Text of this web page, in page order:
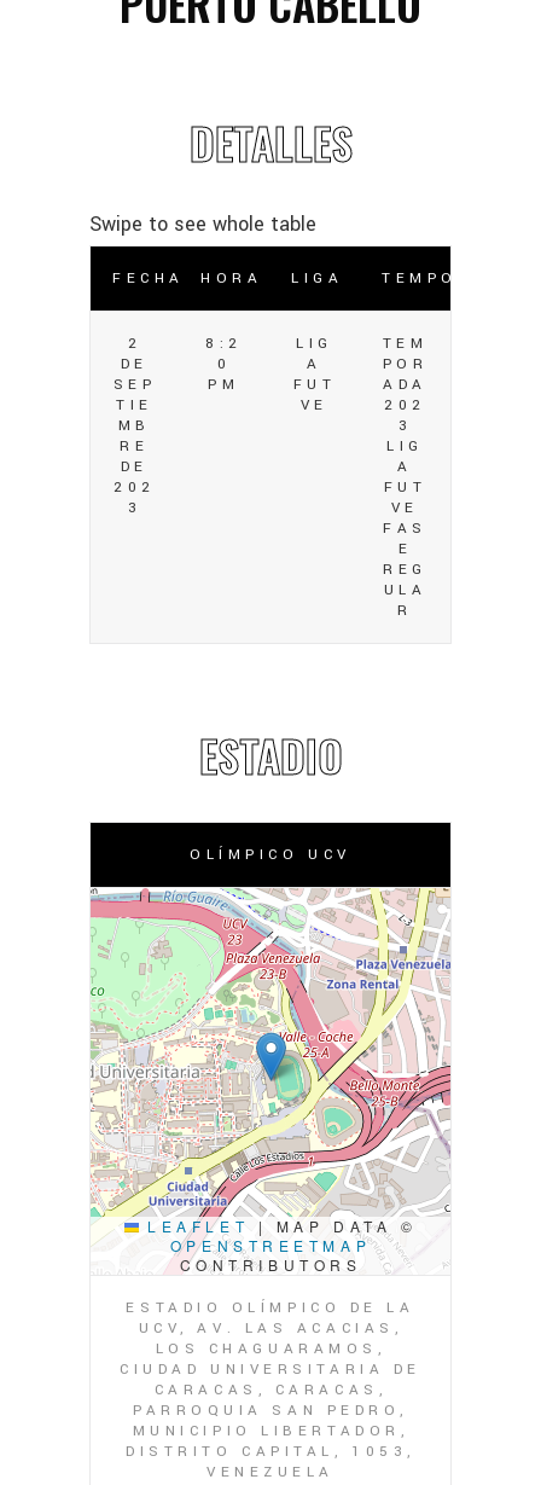
DETALLES
FECHA HORA LIGA TEMPORADA
2
DE
SEP
TIE
MB
RE
DE
202
3
8:2
0
PM
LIG
A
FUT
VE
TEM
POR
ADA
202
3
LIG
A
FUT
VE
FAS
E
REG
ULA
R
ESTADIO
OLÍMPICO UCV
LEAFLET |
MAP DATA ©
OPENSTREETMAP
CONTRIBUTORS
ESTADIO OLÍMPICO DE LA
UCV, AV. LAS ACACIAS,
LOS CHAGUARAMOS,
CIUDAD UNIVERSITARIA DE
CARACAS, CARACAS,
PARROQUIA SAN PEDRO,
MUNICIPIO LIBERTADOR,
DISTRITO CAPITAL, 1053,
VENEZUELA